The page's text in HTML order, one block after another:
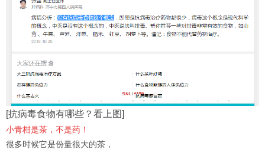
[抗病毒食物有哪些？看上图]
小青柑是茶，不是药！
很多时候它是份量很大的茶，